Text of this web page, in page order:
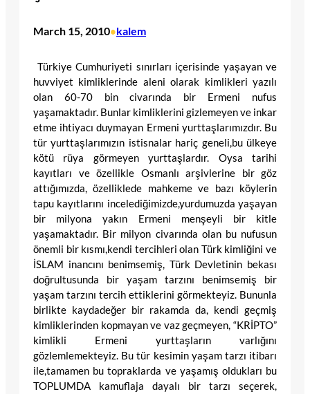
March 15, 2010•kalem
Türkiye Cumhuriyeti sınırları içerisinde yaşayan ve
huvviyet kimliklerinde aleni olarak kimlikleri yazılı
olan 60-70 bin civarında bir Ermeni nufus
yaşamaktadır. Bunlar kimliklerini gizlemeyen ve inkar
etme ihtiyacı duymayan Ermeni yurttaşlarımızdır. Bu
tür yurttaşlarımızın istisnalar hariç geneli,bu ülkeye
kötü rüya görmeyen yurttaşlardır. Oysa tarihi
kayıtları ve özellikle Osmanlı arşivlerine bir göz
attığımızda, özelliklede mahkeme ve bazı köylerin
tapu kayıtlarını incelediğimizde,yurdumuzda yaşayan
bir milyona yakın Ermeni menşeyli bir kitle
yaşamaktadır. Bir milyon civarında olan bu nufusun
önemli bir kısmı,kendi tercihleri olan Türk kimliğini ve
İSLAM inancını benimsemiş, Türk Devletinin bekası
doğrultusunda bir yaşam tarzını benimsemiş bir
yaşam tarzını tercih ettiklerini görmekteyiz. Bununla
birlikte kaydadeğer bir rakamda da, kendi geçmiş
kimliklerinden kopmayan ve vaz geçmeyen, “KRİPTO”
kimlikli Ermeni yurttaşların varlığını
gözlemlemekteyiz. Bu tür kesimin yaşam tarzı itibarı
ile,tamamen bu topraklarda ve yaşamış oldukları bu
TOPLUMDA kamuflaja dayalı bir tarzı seçerek,